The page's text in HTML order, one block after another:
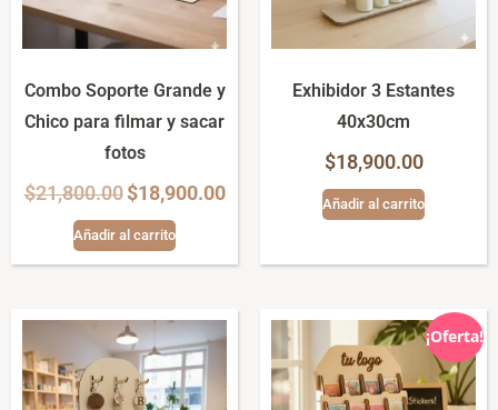
Combo Soporte Grande y
Chico para filmar y sacar
fotos
$21,800.00 $18,900.00
Añadir al carrito
Exhibidor 3 Estantes
40x30cm
$18,900.00
Añadir al carrito
¡Oferta!